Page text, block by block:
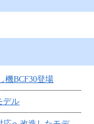
機BCF30登場
デル